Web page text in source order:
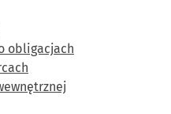
obligacjach